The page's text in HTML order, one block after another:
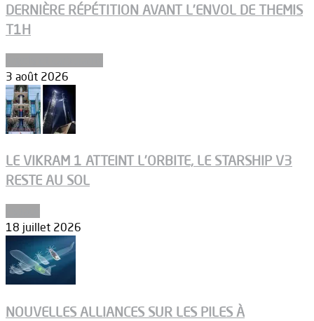
DERNIÈRE RÉPÉTITION AVANT L’ENVOL DE THEMIS
T1H
3 août 2026
LE VIKRAM 1 ATTEINT L’ORBITE, LE STARSHIP V3
RESTE AU SOL
18 juillet 2026
NOUVELLES ALLIANCES SUR LES PILES À